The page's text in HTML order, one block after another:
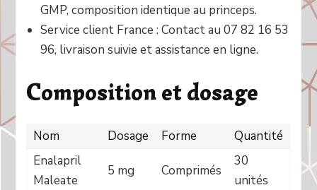
GMP, composition identique au princeps.
Service client France : Contact au 07 82 16 53
96, livraison suivie et assistance en ligne.
Composition et dosage
Nom Dosage Forme
Quantité
Enalapril
Maleate
5 mg Comprimés
30
unités